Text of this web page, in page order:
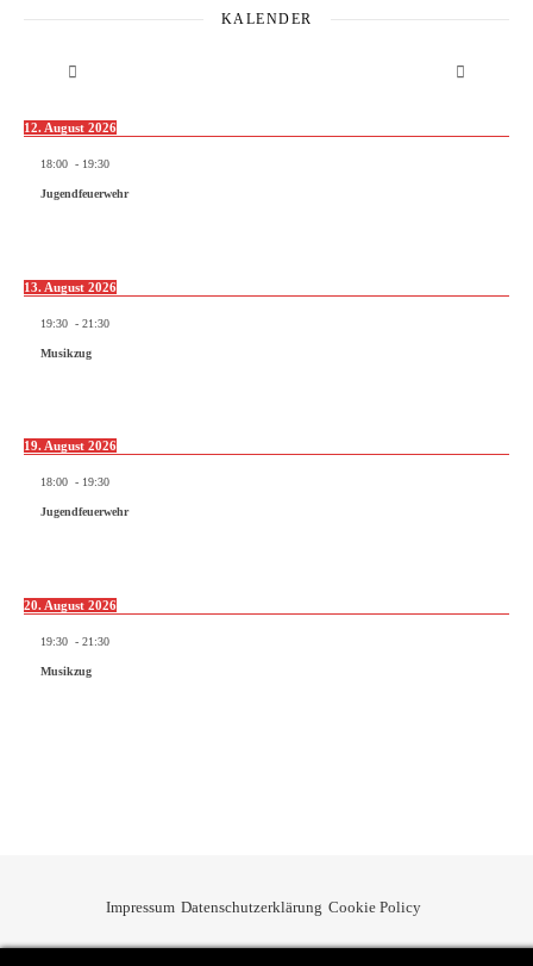
KALENDER
12. August 2026
18:00 - 19:30
Jugendfeuerwehr
13. August 2026
19:30 - 21:30
Musikzug
19. August 2026
18:00 - 19:30
Jugendfeuerwehr
20. August 2026
19:30 - 21:30
Musikzug
Impressum Datenschutzerklärung Cookie Policy